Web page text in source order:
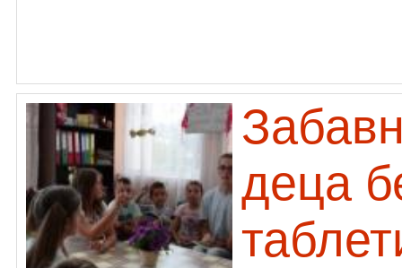
деца